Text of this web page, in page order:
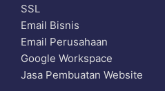
SSL
Email Bisnis
Email Perusahaan
Google Workspace
Jasa Pembuatan Website